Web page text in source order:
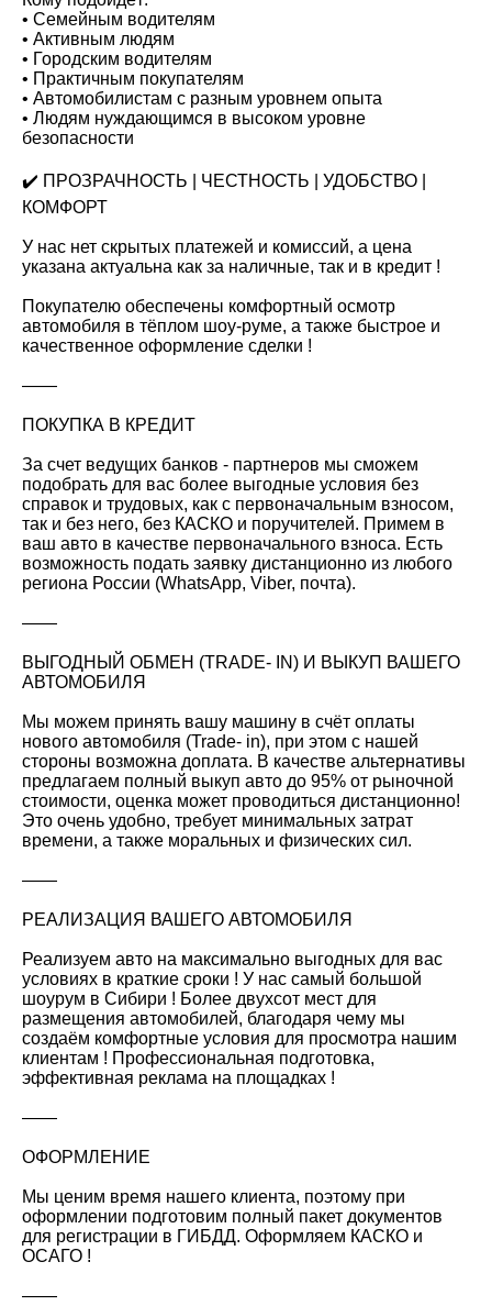
• Семейным водителям
• Активным людям
• Городским водителям
• Практичным покупателям
• Автомобилистам с разным уровнем опыта
• Людям нуждающимся в высоком уровне
безопасности
✔️ ПРОЗРАЧНОСТЬ | ЧЕСТНОСТЬ | УДОБСТВО |
КОМФОРТ
У нас нет скрытых платежей и комиссий, а цена
указана актуальна как за наличные, так и в кредит !
Покупателю обеспечены комфортный осмотр
автомобиля в тёплом шоу-руме, а также быстрое и
качественное оформление сделки !
——
ПОКУПКА В КРЕДИТ
За счет ведущих банков - партнеров мы сможем
подобрать для вас более выгодные условия без
справок и трудовых, как с первоначальным взносом,
так и без него, без КАСКО и поручителей. Примем в
ваш авто в качестве первоначального взноса. Есть
возможность подать заявку дистанционно из любого
региона России (WhatsApp, Viber, почта).
——
ВЫГОДНЫЙ ОБМЕН (TRADE- IN) И ВЫКУП ВАШЕГО
АВТОМОБИЛЯ
Мы можем принять вашу машину в счёт оплаты
нового автомобиля (Trade- in), при этом с нашей
стороны возможна доплата. В качестве альтернативы
предлагаем полный выкуп авто до 95% от рыночной
стоимости, оценка может проводиться дистанционно!
Это очень удобно, требует минимальных затрат
времени, а также моральных и физических сил.
——
РЕАЛИЗАЦИЯ ВАШЕГО АВТОМОБИЛЯ
Реализуем авто на максимально выгодных для вас
условиях в краткие сроки ! У нас самый большой
шоурум в Сибири ! Более двухсот мест для
размещения автомобилей, благодаря чему мы
создаём комфортные условия для просмотра нашим
клиентам ! Профессиональная подготовка,
эффективная реклама на площадках !
——
ОФОРМЛЕНИЕ
Мы ценим время нашего клиента, поэтому при
оформлении подготовим полный пакет документов
для регистрации в ГИБДД. Оформляем КАСКО и
ОСАГО !
——